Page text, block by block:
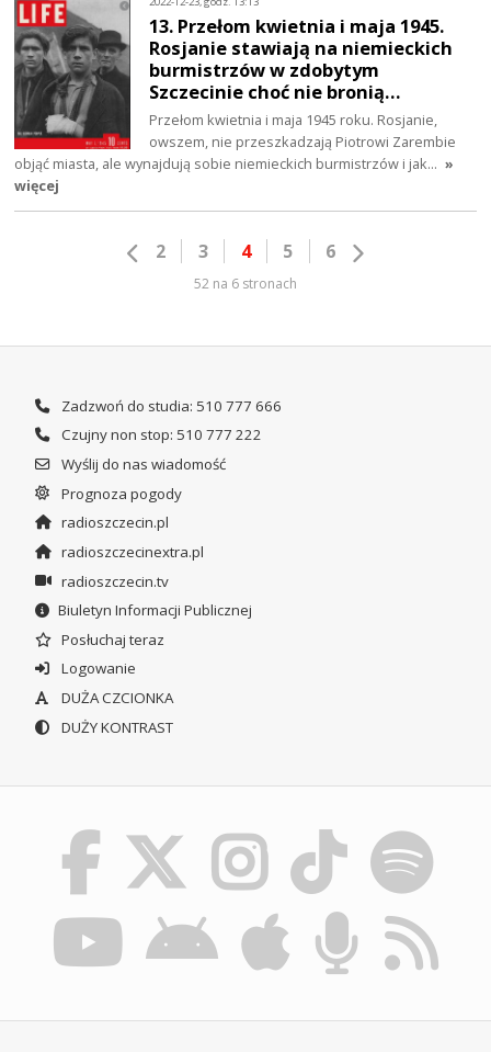
13. Przełom kwietnia i maja 1945.
Rosjanie stawiają na niemieckich
burmistrzów w zdobytym
Szczecinie choć nie bronią…
Przełom kwietnia i maja 1945 roku. Rosjanie,
owszem, nie przeszkadzają Piotrowi Zarembie
objąć miasta, ale wynajdują sobie niemieckich burmistrzów i jak… »
więcej
2 3 4 5 6
52 na 6 stronach
Zadzwoń do studia: 510 777 666
Czujny non stop: 510 777 222
Wyślij do nas wiadomość
Prognoza pogody
radioszczecin.pl
radioszczecinextra.pl
radioszczecin.tv
Biuletyn Informacji Publicznej
Posłuchaj teraz
Logowanie
DUŻA CZCIONKA
DUŻY KONTRAST